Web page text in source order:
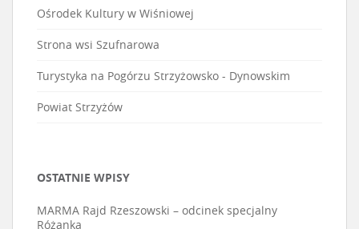
Ośrodek Kultury w Wiśniowej
Strona wsi Szufnarowa
Turystyka na Pogórzu Strzyżowsko - Dynowskim
Powiat Strzyżów
OSTATNIE WPISY
MARMA Rajd Rzeszowski – odcinek specjalny
Różanka